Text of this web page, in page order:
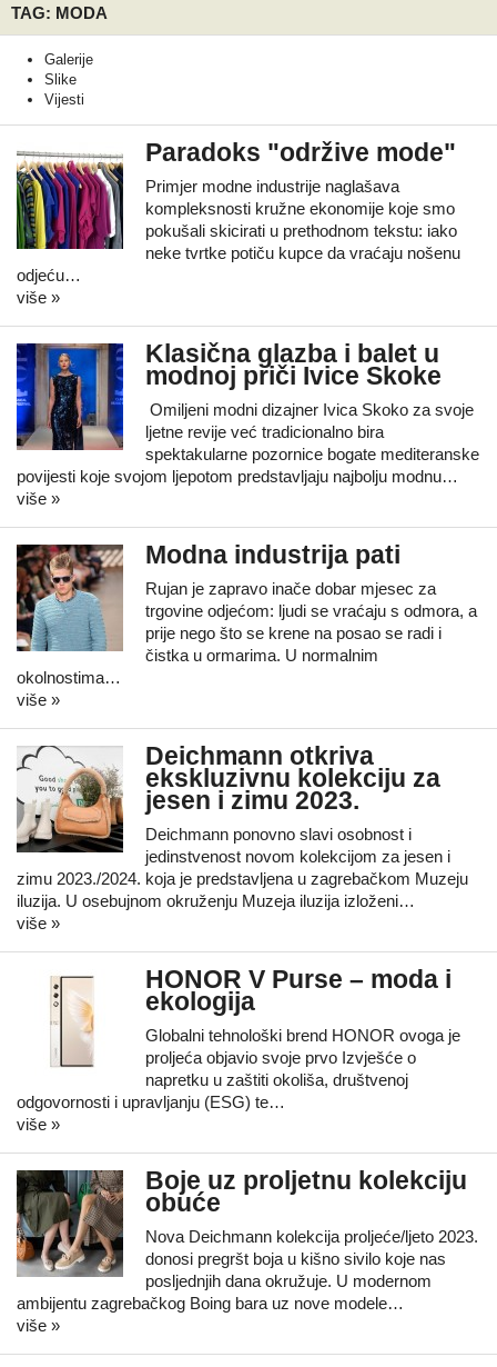
TAG: MODA
Galerije
Slike
Vijesti
Paradoks "održive mode"
Primjer modne industrije naglašava
kompleksnosti kružne ekonomije koje smo
pokušali skicirati u prethodnom tekstu: iako
neke tvrtke potiču kupce da vraćaju nošenu
odjeću…
više »
Klasična glazba i balet u
modnoj priči Ivice Skoke
Omiljeni modni dizajner Ivica Skoko za svoje
ljetne revije već tradicionalno bira
spektakularne pozornice bogate mediteranske
povijesti koje svojom ljepotom predstavljaju najbolju modnu…
više »
Modna industrija pati
Rujan je zapravo inače dobar mjesec za
trgovine odjećom: ljudi se vraćaju s odmora, a
prije nego što se krene na posao se radi i
čistka u ormarima. U normalnim
okolnostima…
više »
Deichmann otkriva
ekskluzivnu kolekciju za
jesen i zimu 2023.
Deichmann ponovno slavi osobnost i
jedinstvenost novom kolekcijom za jesen i
zimu 2023./2024. koja je predstavljena u zagrebačkom Muzeju
iluzija. U osebujnom okruženju Muzeja iluzija izloženi…
više »
HONOR V Purse – moda i
ekologija
Globalni tehnološki brend HONOR ovoga je
proljeća objavio svoje prvo Izvješće o
napretku u zaštiti okoliša, društvenoj
odgovornosti i upravljanju (ESG) te…
više »
Boje uz proljetnu kolekciju
obuće
Nova Deichmann kolekcija proljeće/ljeto 2023.
donosi pregršt boja u kišno sivilo koje nas
posljednjih dana okružuje. U modernom
ambijentu zagrebačkog Boing bara uz nove modele…
više »